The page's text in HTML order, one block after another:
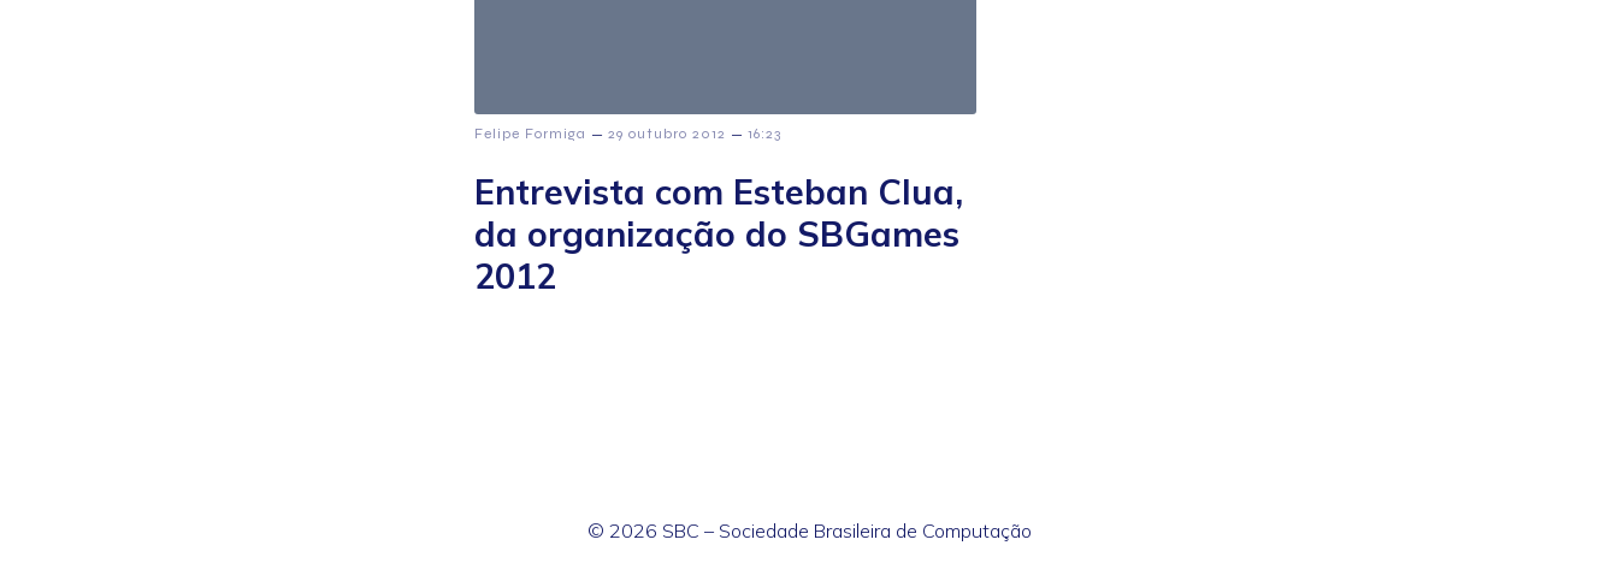
Felipe Formiga – 29 outubro 2012 – 16:23
Entrevista com Esteban Clua,
da organização do SBGames
2012
© 2026 SBC – Sociedade Brasileira de Computação